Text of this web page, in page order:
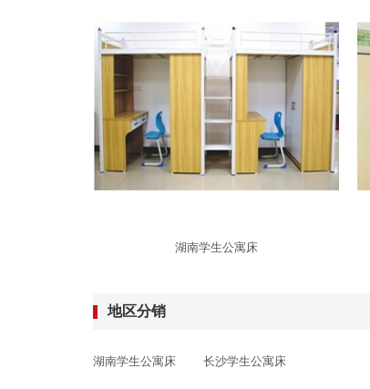
湖南学生公寓床
地区分销
湖南学生公寓床 长沙学生公寓床